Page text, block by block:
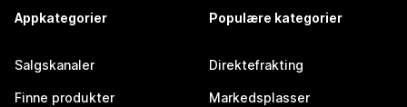
Appkategorier
Salgskanaler
Finne produkter
Populære kategorier
Direktefrakting
Markedsplasser